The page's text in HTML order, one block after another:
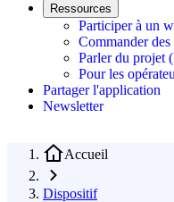
Ressources
Participer à un
Commander
Parler du projet
Pour les
Partager l'application
Newsletter
Accueil
Dispositif